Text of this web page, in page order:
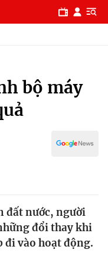
bộ máy
đất nước, người
đổi thay khi
đi vào hoạt động.